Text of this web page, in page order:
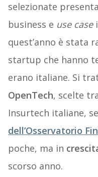
selezionate
business e use case
quest’anno è stata
startup che hanno
erano italiane. Si
OpenTech, scelte
Insurtech italiane,
dell’Osservatorio
poche, ma in
scorso anno.